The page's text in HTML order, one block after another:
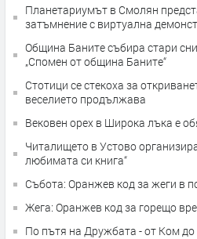
Планетариумът в Смолян
затъмнение с виртуална
Община Баните събира стари
„Спомен от община Баните“
Стотици се стекоха за
веселието продължава
Вековен орех в Широка лъка е
Читалището в Устово
любимата си книга“
Събота: Оранжев код за жеги в
Жега: Оранжев код за горещо
По пътя на Дружбата - от Ком до